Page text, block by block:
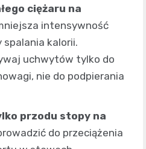
ciężaru na
intensywność
kalorii.
uchwytów tylko do
nie do podpierania
przodu stopy na
do przeciążenia